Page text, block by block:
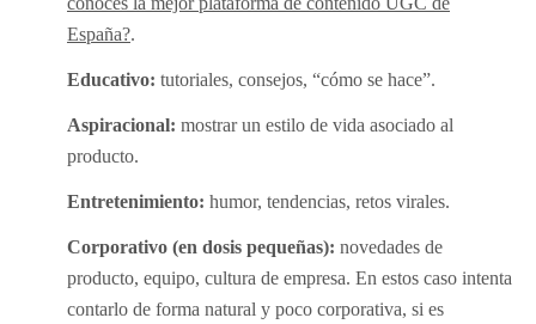
España?.
Educativo: tutoriales, consejos, “cómo se hace”.
Aspiracional: mostrar un estilo de vida asociado al
producto.
Entretenimiento: humor, tendencias, retos virales.
Corporativo (en dosis pequeñas): novedades de
producto, equipo, cultura de empresa. En estos caso intenta
contarlo de forma natural y poco corporativa, si es